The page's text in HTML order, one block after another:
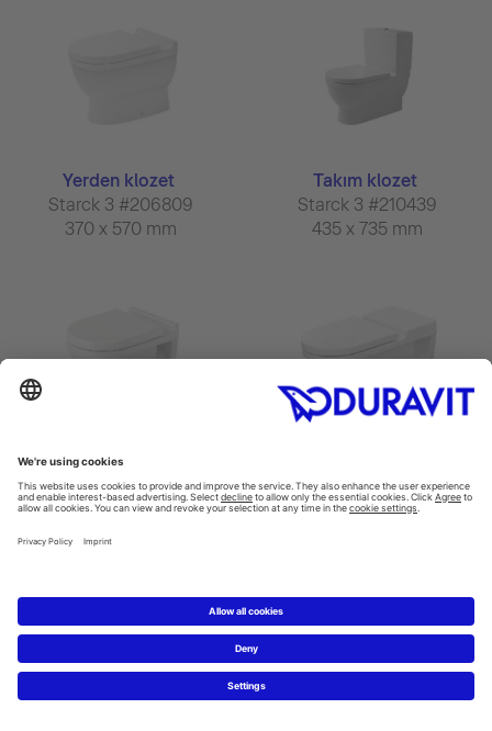
Yerden klozet
Starck 3 #206809
370 x 570 mm
Takım klozet
Starck 3 #210439
435 x 735 mm
Asma klozet
Starck 3 #220039
365 x 540 mm
Starck 3 #220339
370 x 700 mm